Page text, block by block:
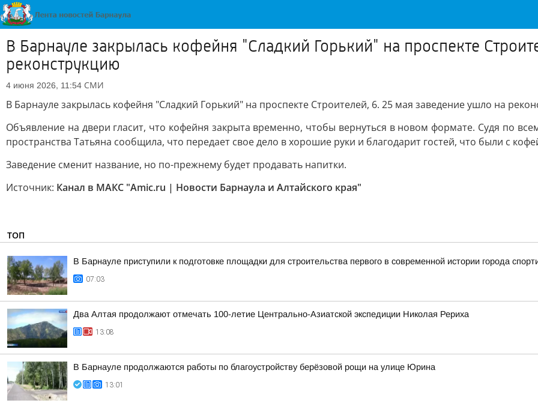
В Барнауле закрылась кофейня "Сладкий Горький" на проспекте
реконструкцию
4 июня 2026, 11:54 СМИ
В Барнауле закрылась кофейня "Сладкий Горький" на проспекте Строителей, 6. 25 мая заведение ушло на
Объявление на двери гласит, что кофейня закрыта временно, чтобы вернуться в новом формате. Судя по
пространства Татьяна сообщила, что передает свое дело в хорошие руки и благодарит гостей, что были с
Заведение сменит название, но по-прежнему будет продавать напитки.
Источник: Канал в МАКС "Amic.ru | Новости Барнаула и Алтайского края"
ТОП
В Барнауле приступили к подготовке площадки для строительства первого в современной истории города
07:03
Два Алтая продолжают отмечать 100-летие Центрально-Азиатской экспедиции Николая Рериха
13:08
В Барнауле продолжаются работы по благоустройству берёзовой рощи на улице Юрина
13:01